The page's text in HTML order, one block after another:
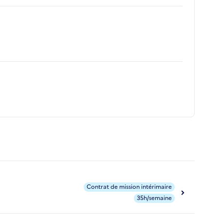
Contrat de mission intérimaire
35h/semaine